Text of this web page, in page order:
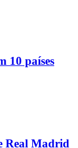
10 países
Real Madrid